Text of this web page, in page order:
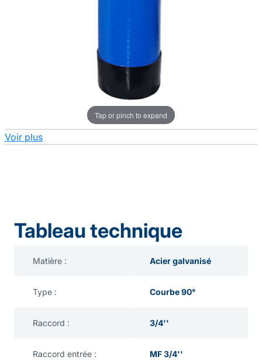
Tap or pinch to expand
Voir plus
Tableau technique
Matière : Acier galvanisé
Type : Courbe 90°
Raccord : 3/4''
Raccord entrée : MF 3/4''